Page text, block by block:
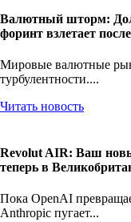
Валютный шторм:
форинт взлетает
Мировые валютные
турбулентности....
Читать новость
Revolut AIR: Ваш
теперь в
Пока OpenAI
Anthropic пугает...